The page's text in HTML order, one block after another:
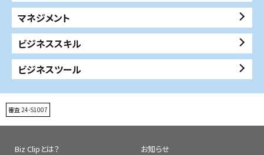
マネジメント
ビジネススキル
ビジネスツール
審査 24-S1007
Biz Clipとは？ お知らせ